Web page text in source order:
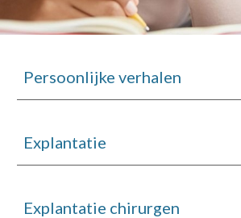
Persoonlijke verhalen
Explantatie
Explantatie chirurgen